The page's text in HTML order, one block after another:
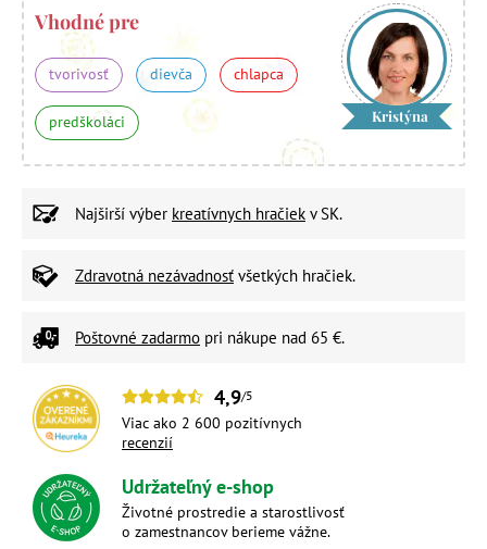
Vhodné pre
tvorivosť dievča chlapca
predškoláci Kristýna
Najširší výber kreatívnych hračiek v SK.
Zdravotná nezávadnosť všetkých hračiek.
Poštovné zadarmo pri nákupe nad 65 €.
4,9/5
Viac ako 2 600 pozitívnych
recenzií
Udržateľný e-shop
Životné prostredie a starostlivosť
o zamestnancov berieme vážne.